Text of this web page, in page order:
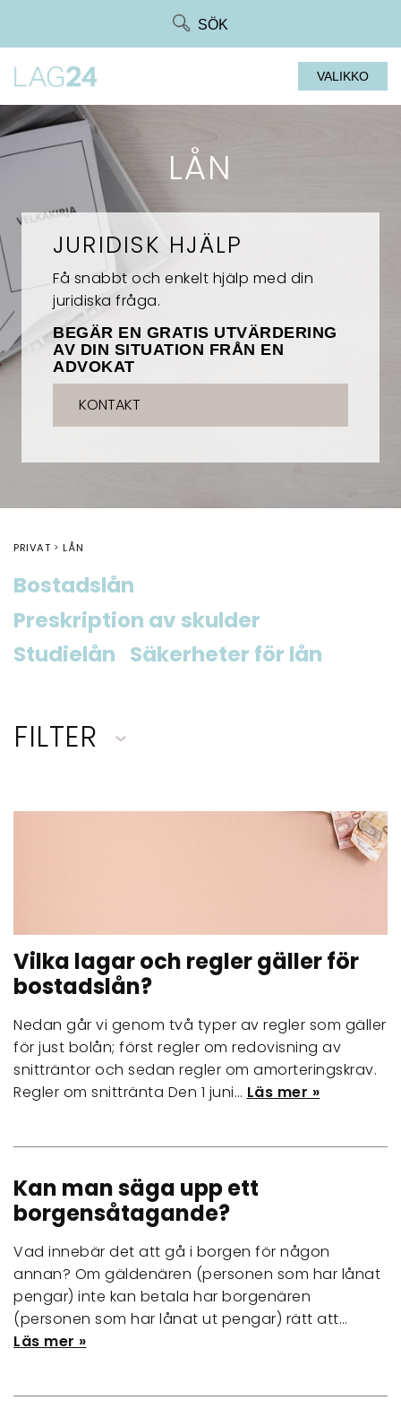
SÖK
VALIKKO
LÅN
JURIDISK HJÄLP
Få snabbt och enkelt hjälp med din
juridiska fråga.
BEGÄR EN GRATIS UTVÄRDERING
AV DIN SITUATION FRÅN EN
ADVOKAT
KONTAKT
PRIVAT LÅN
Bostadslån
Preskription av skulder
Studielån Säkerheter för lån
FILTER
Vilka lagar och regler gäller för
bostadslån?
Nedan går vi genom två typer av regler som gäller
för just bolån; först regler om redovisning av
snitträntor och sedan regler om amorteringskrav.
Regler om snittränta Den 1 juni… Läs mer »
Kan man säga upp ett
borgensåtagande?
Vad innebär det att gå i borgen för någon
annan? Om gäldenären (personen som har lånat
pengar) inte kan betala har borgenären
(personen som har lånat ut pengar) rätt att…
Läs mer »